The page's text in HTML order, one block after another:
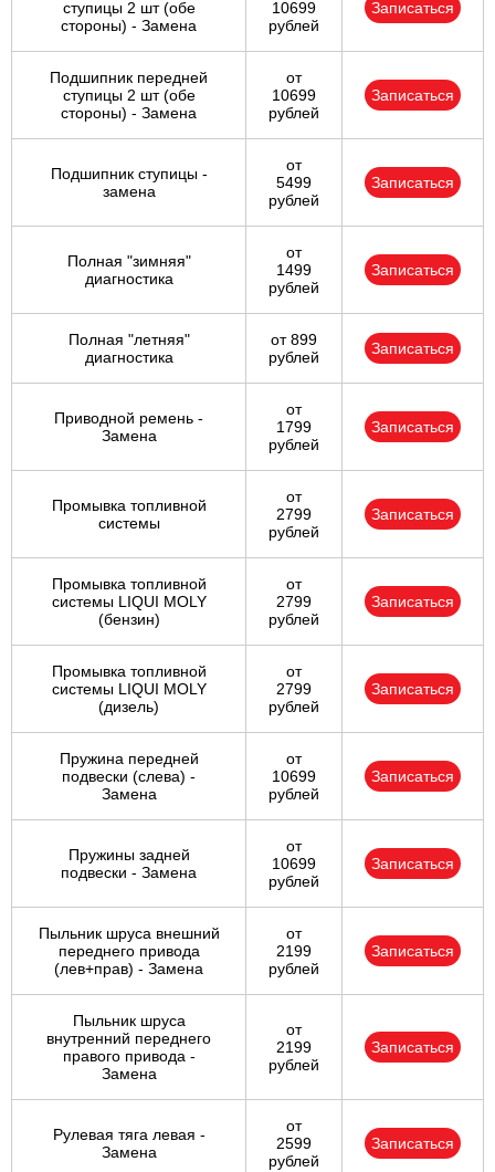
ступицы 2 шт (обе
стороны) - Замена
10699
рублей
Записаться
Подшипник передней
ступицы 2 шт (обе
стороны) - Замена
от
10699
рублей
Записаться
Подшипник ступицы -
замена
от
5499
рублей
Записаться
Полная "зимняя"
диагностика
от
1499
рублей
Записаться
Полная "летняя"
диагностика
от 899
рублей
Записаться
Приводной ремень -
Замена
от
1799
рублей
Записаться
Промывка топливной
системы
от
2799
рублей
Записаться
Промывка топливной
системы LIQUI MOLY
(бензин)
от
2799
рублей
Записаться
Промывка топливной
системы LIQUI MOLY
(дизель)
от
2799
рублей
Записаться
Пружина передней
подвески (слева) -
Замена
от
10699
рублей
Записаться
Пружины задней
подвески - Замена
от
10699
рублей
Записаться
Пыльник шруса внешний
переднего привода
(лев+прав) - Замена
от
2199
рублей
Записаться
Пыльник шруса
внутренний переднего
правого привода -
Замена
от
2199
рублей
Записаться
Рулевая тяга левая -
Замена
от
2599
рублей
Записаться